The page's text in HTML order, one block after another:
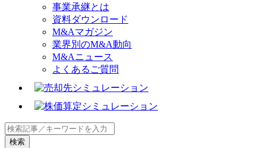
事業承継とは
資料ダウンロード
M&Aマガジン
業界別のM&A動向
M&Aニュース
よくあるご質問